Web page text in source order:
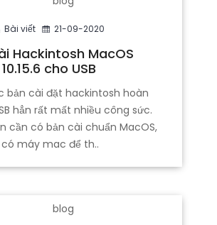
Bài viết 21-09-2020
Hackintosh MacOS
cho USB
bản cài đặt hackintosh hoàn
hẳn rất mất nhiều công sức.
cần có bản cài chuẩn MacOS,
máy mac để th..